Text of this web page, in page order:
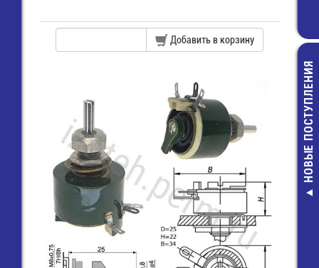
К50-35-470
LowESR 1020
НОВЫЕ ПОСТУПЛЕНИЯ
Добавить в корзину